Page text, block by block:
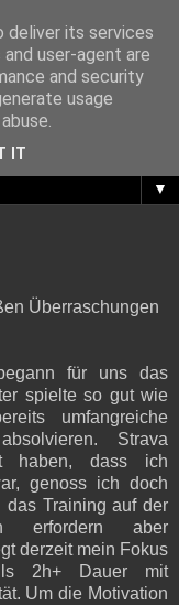
▼
Überraschungen
für uns das
spielte so gut wie
umfangreiche
Strava
haben, dass ich
genoss ich doch
das Training auf der
erfordern aber
derzeit mein Fokus
2h+ Dauer mit
Um die Motivation
deliver its services
user-agent are
and security
usage
IT